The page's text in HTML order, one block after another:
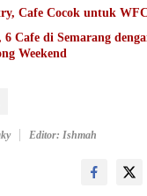
Cafe Cocok untuk
Cafe di Semarang
Weekend
Editor: Ishmah